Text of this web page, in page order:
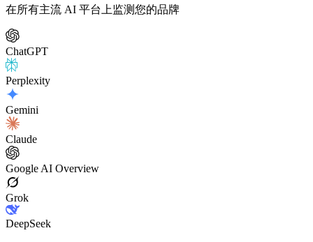
在所有主流 AI 平台上监测您的品牌
ChatGPT
Perplexity
Gemini
Claude
Google AI Overview
Grok
DeepSeek